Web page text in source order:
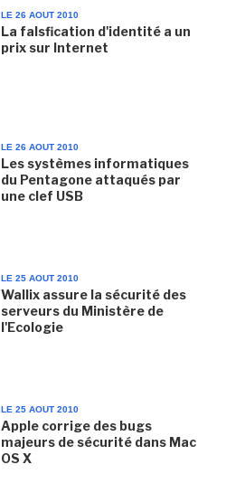
LE 26 AOUT 2010
La falsfication d'identité a un
prix sur Internet
LE 26 AOUT 2010
Les systèmes informatiques
du Pentagone attaqués par
une clef USB
LE 25 AOUT 2010
Wallix assure la sécurité des
serveurs du Ministère de
l'Ecologie
LE 25 AOUT 2010
Apple corrige des bugs
majeurs de sécurité dans Mac
OS X